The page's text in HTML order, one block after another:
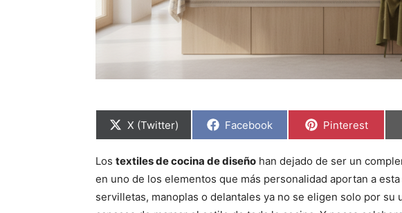
C
a
r
t
i
X (Twitter) C
p
a
r
t
i
Facebook C
a
r
t
i
r
Pinterest
Los textiles de cocina de diseño han dejado de ser un
en uno de los elementos que más personalidad aportan a
servilletas, manoplas o delantales ya no se eligen solo por su